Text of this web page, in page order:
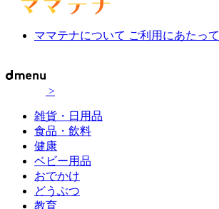
ママテナについて ご利用にあたって
>
雑貨・日用品
食品・飲料
健康
ベビー用品
おでかけ
どうぶつ
教育